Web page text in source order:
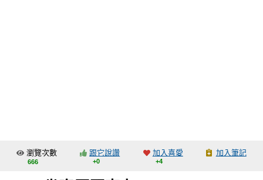
交流中心
攤位轉讓區
瀏覽次數
666
跟它說讚
+0
加入喜愛
+4
加入筆記